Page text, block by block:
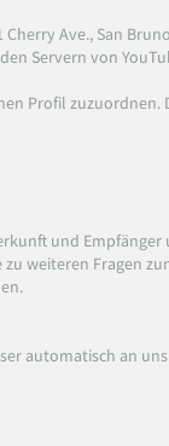
Ave., San
Servern von
Profil zuzuordnen.
und Empfänger
weiteren Fragen
automatisch an uns